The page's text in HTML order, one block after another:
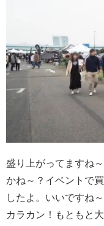
盛り上がってますね
かね～？イベントで
したよ。いいですね
カラカン！もともと